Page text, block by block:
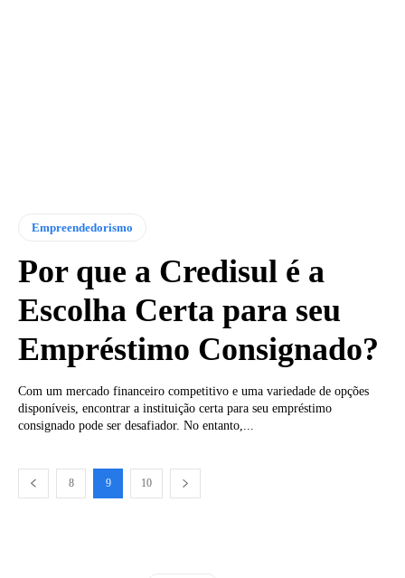
Empreendedorismo
Por que a Credisul é a
Escolha Certa para seu
Empréstimo Consignado?
Com um mercado financeiro competitivo e uma variedade de opções
disponíveis, encontrar a instituição certa para seu empréstimo
consignado pode ser desafiador. No entanto,...
8 9 10